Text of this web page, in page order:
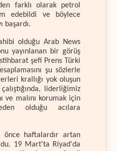
farklı olarak petrol
edebildi ve böylece
başardı.
olduğu Arab News
yayınlanan bir görüş
şefi Prens Türki
şu sözlerle
krallığı yok oluşun
liderliğimiz
ve malını korumak için
olduğu acılara
önce haftalardır artan
19 Mart'ta Riyad'da